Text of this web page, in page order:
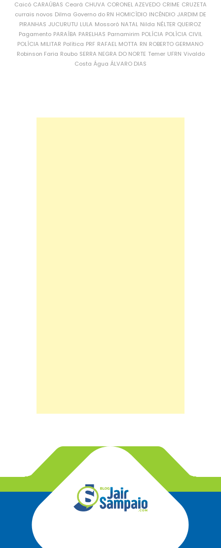
Caicó CARAÚBAS Ceará CHUVA CORONEL AZEVEDO CRIME CRUZETA
currais novos Dilma Governo do RN HOMICÍDIO INCÊNDIO JARDIM DE
PIRANHAS JUCURUTU LULA Mossoró NATAL Nilda NÉLTER QUEIROZ
Pagamento PARAÍBA PARELHAS Parnamirim POLÍCIA POLÍCIA CIVIL
POLÍCIA MILITAR Política PRF RAFAEL MOTTA RN ROBERTO GERMANO
Robinson Faria Roubo SERRA NEGRA DO NORTE Temer UFRN Vivaldo
Costa Água ÁLVARO DIAS